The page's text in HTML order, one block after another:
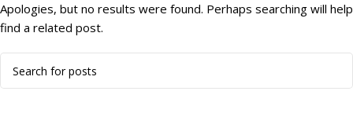
Apologies, but no results were found. Perhaps searching will help
find a related post.